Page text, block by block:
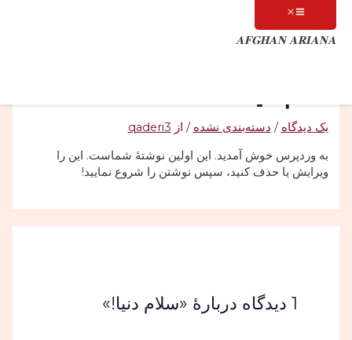
محتوا
𝐀𝐅𝐆𝐇𝐀𝐍 𝐀𝐑𝐈𝐀𝐍𝐀
یک دیدگاه / دسته‌بندی نشده / از qaderi3
به وردپرس خوش آمدید. این اولین نوشتهٔ شماست. این را
ویرایش یا حذف کنید، سپس نوشتن را شروع نمایید!
1 دیدگاه دربارهٔ «سلام دنیا!»
اینجا
نام*
ایمیل*
وبگاه